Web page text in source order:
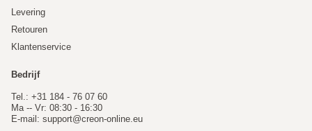
Levering
Retouren
Klantenservice
Bedrijf
Tel.: +31 184 - 76 07 60
Ma -- Vr: 08:30 - 16:30
E-mail: support@creon-online.eu